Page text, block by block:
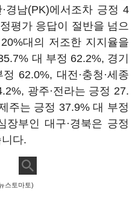
경남(PK)에서조차 긍정 4
평가 응답이 절반을 넘으
대의 저조한 지지율을
대 부정 62.2%, 경기
62.0%, 대전·충청·세종
광주·전라는 긍정 27.
주는 긍정 37.9% 대 부정
장부인 대구·경북은 긍정
다.
스토마토)